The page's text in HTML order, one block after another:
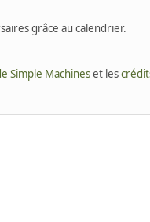
grâce au calendrier.
Simple Machineset les